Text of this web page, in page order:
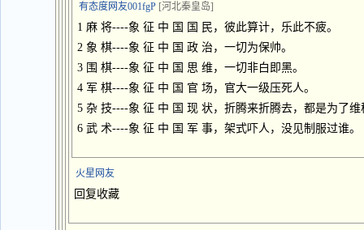
有态度网友001fgP [河北秦皇岛]
1 麻 将----象 征 中 国 国 民，彼此算计，乐此不疲。
2 象 棋----象 征 中 国 政 治，一切为保帅。
3 围 棋----象 征 中 国 思 维，一切非白即黑。
4 军 棋----象 征 中 国 官 场，官大一级压死人。
5 杂 技----象 征 中 国 现 状，折腾来折腾去，都是为了维
6 武 术----象 征 中 国 军 事，架式吓人，没见制服过谁。
火星网友
回复收藏